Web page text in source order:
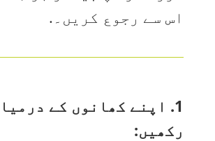
اس سے رجوع کریں۔.
1. اپنے کھانوں کے
رکھیں: